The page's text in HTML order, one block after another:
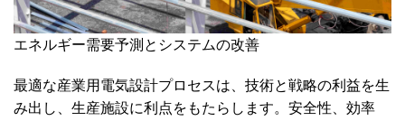
エネルギー需要予測とシステムの改善
最適な産業用電気設計プロセスは、技術と戦略の利益を生
み出し、生産施設に利点をもたらします。安全性、効率